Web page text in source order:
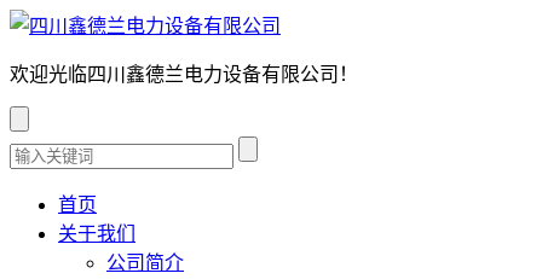
欢迎光临四川鑫德兰电力设备有限公司！
首页
关于我们
公司简介